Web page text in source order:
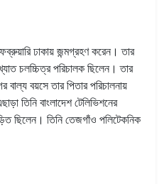
ঢাকায় জন্মগ্রহণ করেন। তার
চলচ্চিত্র পরিচালক ছিলেন। তার
বাল্য বয়সে তার পিতার পরিচালনায়
তিনি বাংলাদেশ টেলিভিশনের
ছিলেন। তিনি তেজগাঁও পলিটেকনিক